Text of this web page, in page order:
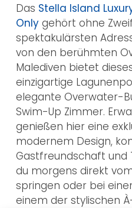
Das Stella Island
Onlygehört ohne
spektakulärsten
von den berühmten
Malediven bietet
einzigartige
elegante Overwater-
Swim-Up Zimmer.
genießen hier eine
modernem Design,
Gastfreundschaft und
du morgens direkt
springen oder bei
einem der stylischen